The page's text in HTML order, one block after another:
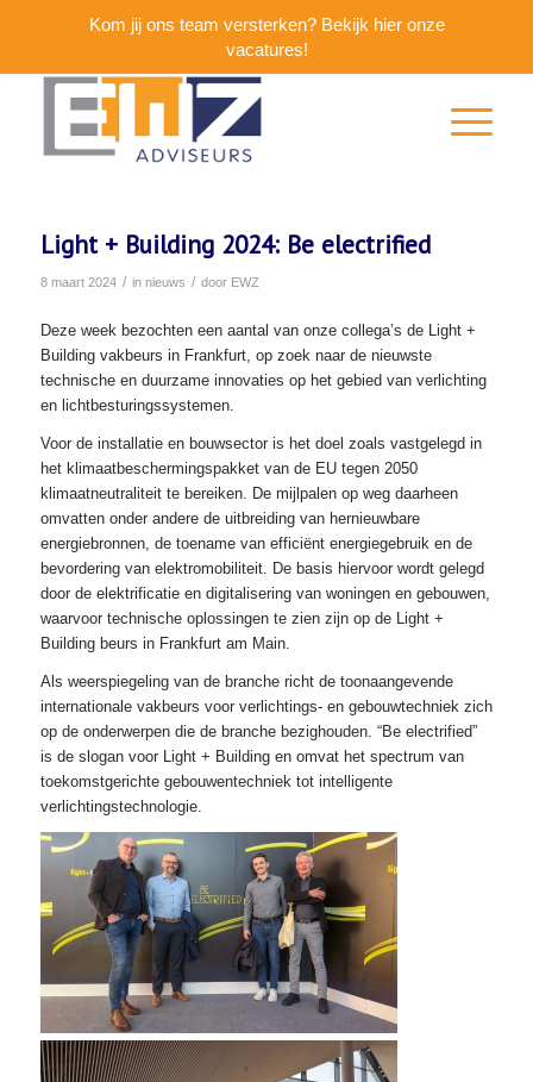
Light + Building 2024: Be electrified
8 maart 2024 / in nieuws / door EWZ
Deze week bezochten een aantal van onze collega’s de Light +
Building vakbeurs in Frankfurt, op zoek naar de nieuwste
technische en duurzame innovaties op het gebied van verlichting
en lichtbesturingssystemen.
Voor de installatie en bouwsector is het doel zoals vastgelegd in
het klimaatbeschermingspakket van de EU tegen 2050
klimaatneutraliteit te bereiken. De mijlpalen op weg daarheen
omvatten onder andere de uitbreiding van hernieuwbare
energiebronnen, de toename van efficiënt energiegebruik en de
bevordering van elektromobiliteit. De basis hiervoor wordt gelegd
door de elektrificatie en digitalisering van woningen en gebouwen,
waarvoor technische oplossingen te zien zijn op de Light +
Building beurs in Frankfurt am Main.
Als weerspiegeling van de branche richt de toonaangevende
internationale vakbeurs voor verlichtings- en gebouwtechniek zich
op de onderwerpen die de branche bezighouden. “Be electrified”
is de slogan voor Light + Building en omvat het spectrum van
toekomstgerichte gebouwentechniek tot intelligente
verlichtingstechnologie.
Kom jij ons team versterken? Bekijk hier onze
vacatures!